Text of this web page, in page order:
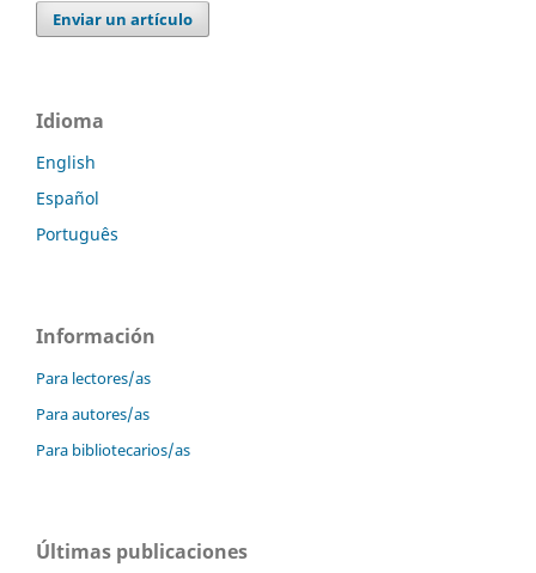
Enviar un artículo
Idioma
English
Español
Português
Información
Para lectores/as
Para autores/as
Para bibliotecarios/as
Últimas publicaciones